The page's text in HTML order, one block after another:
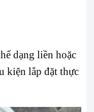
dạng liền hoặc
kiện lắp đặt thực